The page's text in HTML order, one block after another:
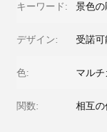
キーワード: 景色の
デザイン: 受諾
色: マル
関数: 相互の